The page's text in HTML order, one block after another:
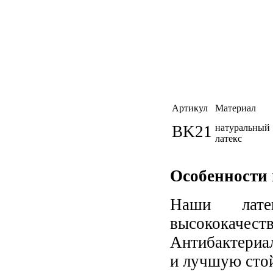
Артикул Материал
BK21 натуральный
латекс
Наши
и лучшую